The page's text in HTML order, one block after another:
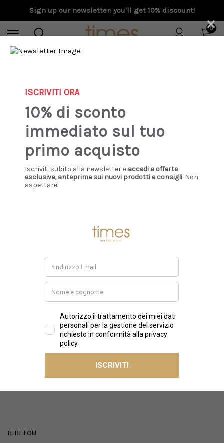
Sign up our newsletter: you'll get 10% discount!
0
BIBI LOU
×
ISCRIVITI ORA
10% di sconto
immediato sul tuo
primo acquisto
Iscriviti subito alla newsletter e accedi a offerte
esclusive, anteprime sui nuovi prodotti e consigli. Non
aspettare!